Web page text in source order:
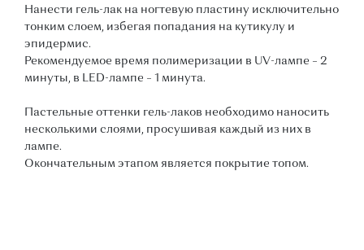
Нанести гель-лак на ногтевую пластину исключительно
тонким слоем, избегая попадания на кутикулу и
эпидермис.
Рекомендуемое время полимеризации в UV-лампе – 2
минуты, в LED-лампе – 1 минута.
Пастельные оттенки гель-лаков необходимо наносить
несколькими слоями, просушивая каждый из них в
лампе.
Окончательным этапом является покрытие топом.